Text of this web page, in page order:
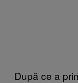
După ce a